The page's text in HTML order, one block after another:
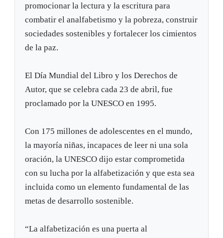
promocionar la lectura y la escritura para
combatir el analfabetismo y la pobreza, construir
sociedades sostenibles y fortalecer los cimientos
de la paz.
El Día Mundial del Libro y los Derechos de
Autor, que se celebra cada 23 de abril, fue
proclamado por la UNESCO en 1995.
Con 175 millones de adolescentes en el mundo,
la mayoría niñas, incapaces de leer ni una sola
oración, la UNESCO dijo estar comprometida
con su lucha por la alfabetización y que esta sea
incluida como un elemento fundamental de las
metas de desarrollo sostenible.
“La alfabetización es una puerta al